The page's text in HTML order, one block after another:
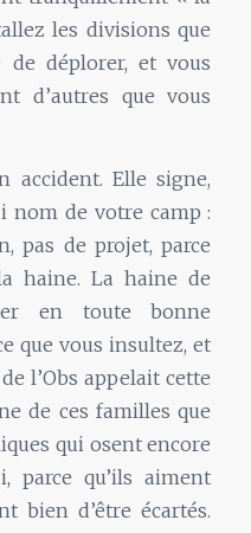
les divisions que
déplorer, et vous
d’autres que vous
accident. Elle signe,
nom de votre camp :
pas de projet, parce
haine. La haine de
en toute bonne
que vous insultez, et
l’Obs appelait cette
de ces familles que
qui osent encore
parce qu’ils aiment
bien d’être écartés.